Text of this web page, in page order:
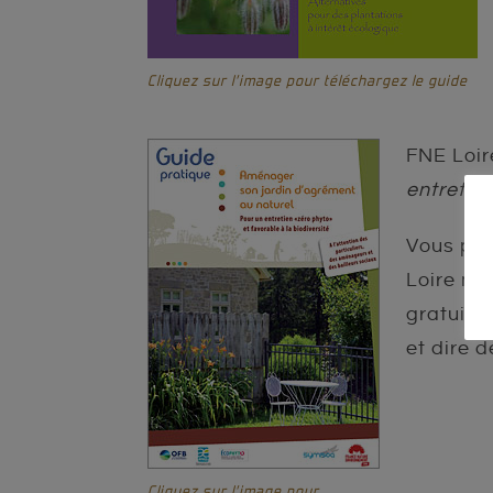
Cliquez sur l’image pour téléchargez le guide
FNE
Vous
Loire
et dire